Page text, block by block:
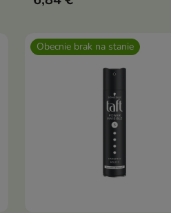
Obecnie brak na stanie